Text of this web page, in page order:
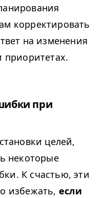
корректировать
на изменения
приоритетах.
при
целей,
некоторые
К счастью, эти
избежать, если